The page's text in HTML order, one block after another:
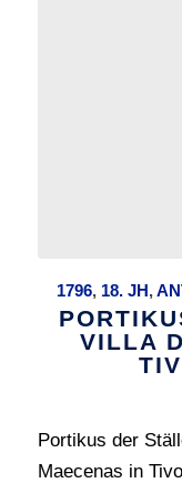
1796, 18. JH ,
VILLA
Portikus der
Maecenas in